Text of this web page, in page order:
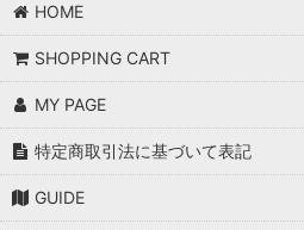
HOME
SHOPPING CART
MY PAGE
特定商取引法に基づいて表記
GUIDE